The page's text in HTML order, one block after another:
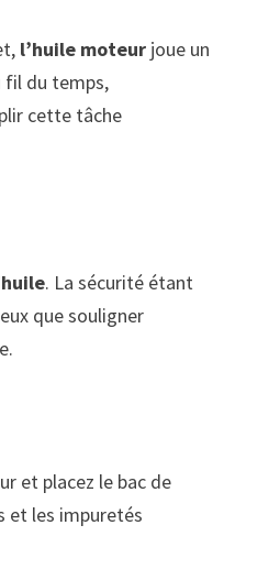
l’huile moteur joue un
fil du temps,
cette tâche
. La sécurité étant
que souligner
et placez le bac de
et les impuretés